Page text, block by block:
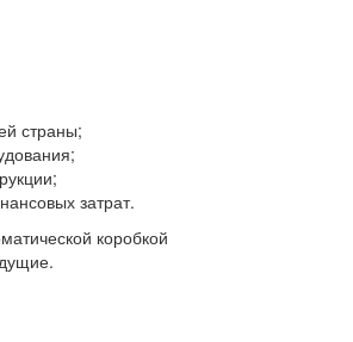
страны;
затрат.
коробкой